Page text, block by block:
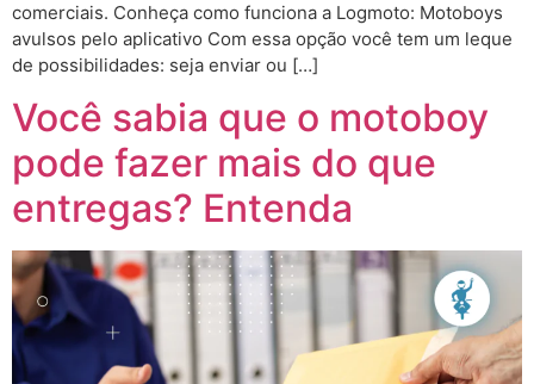
comerciais. Conheça como funciona a Logmoto: Motoboys
avulsos pelo aplicativo Com essa opção você tem um leque
de possibilidades: seja enviar ou […]
Você sabia que o motoboy
pode fazer mais do que
entregas? Entenda